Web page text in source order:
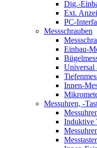
Dig.-
Ext.
PC-
Messschrauben
Einbau-
Universal
Innen-
Messuhren, -
Induktive
Messtaster